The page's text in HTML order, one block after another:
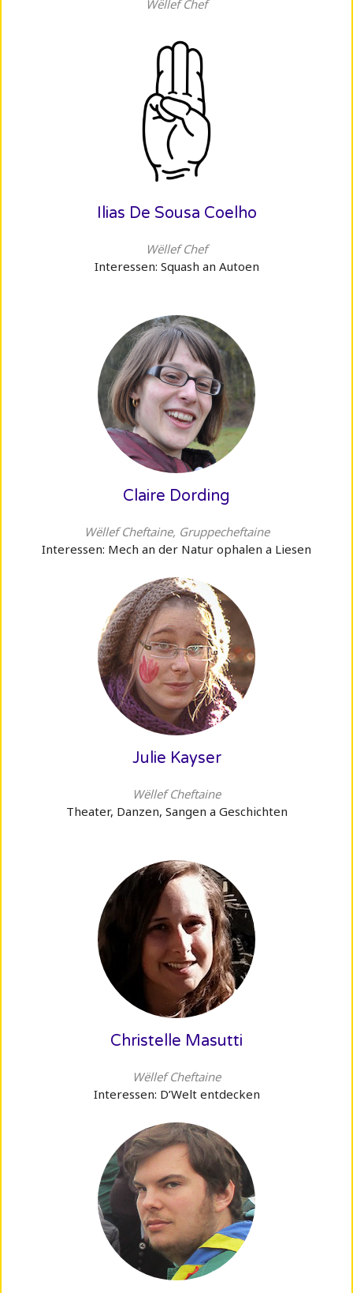
Wëllef Chef
Ilias De Sousa Coelho
Wëllef Chef
Interessen: Squash an Autoen
Claire Dording
Wëllef Cheftaine, Gruppecheftaine
Interessen: Mech an der Natur ophalen a Liesen
Julie Kayser
Wëllef Cheftaine
Theater, Danzen, Sangen a Geschichten
Christelle Masutti
Wëllef Cheftaine
Interessen: D’Welt entdecken